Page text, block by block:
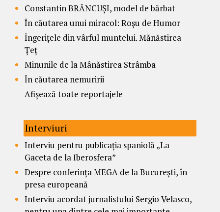
Constantin BRÂNCUȘI, model de bărbat
În căutarea unui miracol: Roșu de Humor
Îngerițele din vârful muntelui. Mănăstirea
Țeț
Minunile de la Mânăstirea Strâmba
În căutarea nemuririi
Afișează toate reportajele
Interviuri
Interviu pentru publicația spaniolă „La
Gaceta de la Iberosfera”
Despre conferința MEGA de la București, în
presa europeană
Interviu acordat jurnalistului Sergio Velasco,